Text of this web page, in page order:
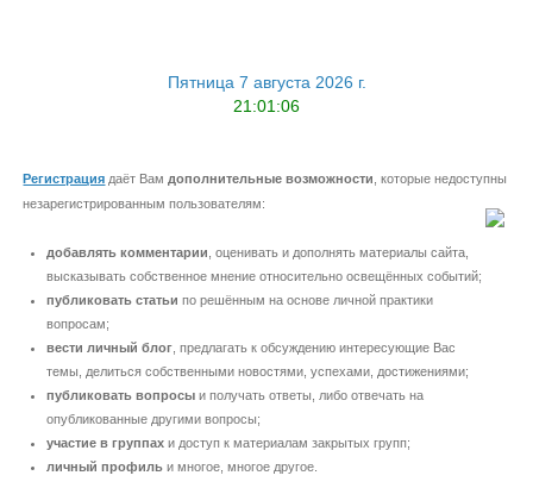
Пятница 7 августа 2026 г.
21:01:07
Регистрация даёт Вам дополнительные возможности , которые недоступны
незарегистрированным пользователям:
добавлять комментарии , оценивать и дополнять материалы сайта,
высказывать собственное мнение относительно освещённых событий;
публиковать статьи по решённым на основе личной практики
вопросам;
вести личный блог , предлагать к обсуждению интересующие Вас
темы, делиться собственными новостями, успехами, достижениями;
публиковать вопросы и получать ответы, либо отвечать на
опубликованные другими вопросы;
участие в группах и доступ к материалам закрытых групп;
личный профиль и многое, многое другое.